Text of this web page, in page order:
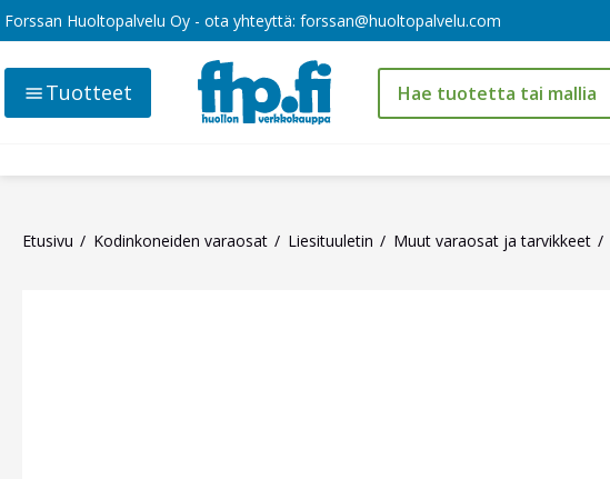
Forssan Huoltopalvelu Oy - ota yhteyttä: forssan@huoltopalvelu.com
Tuotteet
Etusivu Kodinkoneiden varaosat Liesituuletin Muut varaosat ja tarvikkeet